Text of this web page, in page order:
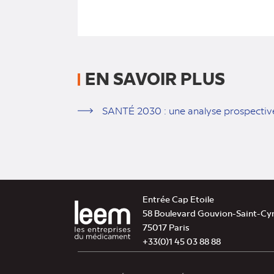
EN SAVOIR PLUS
SANTÉ 2030 : une analyse
Entrée Cap Etoile
58 Boulevard Gouvion-Saint-
75017 Paris
+33(0)1 45 03 88 88